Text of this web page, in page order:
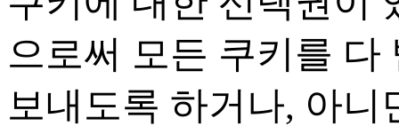
으로써 모든 쿠키를 다
보내도록 하거나, 아니